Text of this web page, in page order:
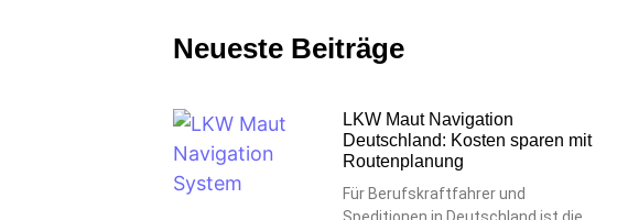
Neueste Beiträge
LKW Maut Navigation
Deutschland: Kosten sparen mit
Routenplanung
Für Berufskraftfahrer und